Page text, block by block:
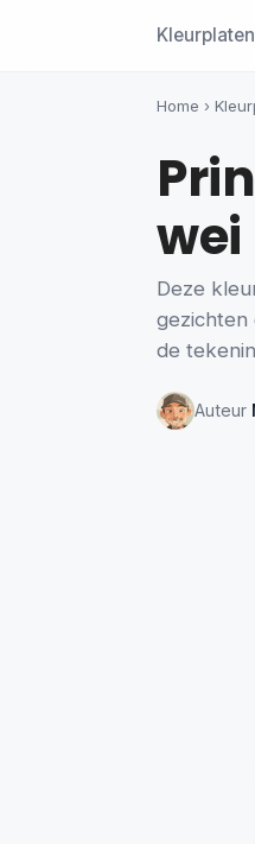
Kleurplaten
Home ›
wei
Deze
gezichten
de
Auteur